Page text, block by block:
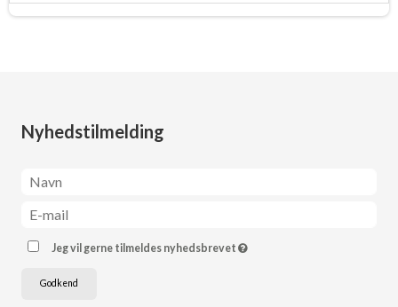
Nyhedstilmelding
Jeg vil gerne tilmeldes nyhedsbrevet
Godkend